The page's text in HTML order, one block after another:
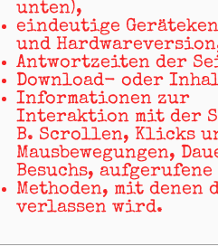
unten),
eindeutige
und
Antwortzeiten der
Download- oder
Informationen zur
Interaktion mit der
B. Scrollen, Klicks
Mausbewegungen,
Besuchs,
Methoden, mit denen
verlassen wird.